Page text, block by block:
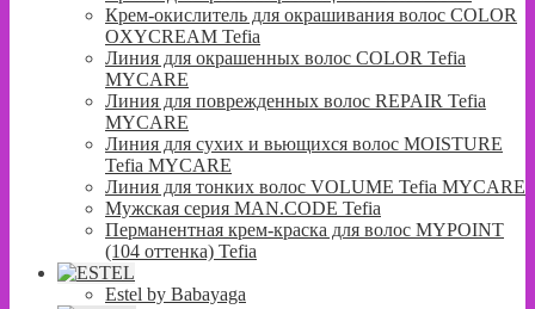
Крем-окислитель для окрашивания волос COLOR
OXYCREAM Tefia
Линия для окрашенных волос COLOR Tefia
MYCARE
Линия для поврежденных волос REPAIR Tefia
MYCARE
Линия для сухих и вьющихся волос MOISTURE
Tefia MYCARE
Линия для тонких волос VOLUME Tefia MYCARE
Мужская серия MAN.CODE Tefia
Перманентная крем-краска для волос MYPOINT
(104 оттенка) Tefia
Estel by Babayaga